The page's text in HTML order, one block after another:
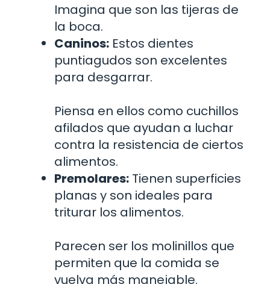
Imagina que son las tijeras de
la boca.
Caninos: Estos dientes
puntiagudos son excelentes
para desgarrar.
Piensa en ellos como cuchillos
afilados que ayudan a luchar
contra la resistencia de ciertos
alimentos.
Premolares: Tienen superficies
planas y son ideales para
triturar los alimentos.
Parecen ser los molinillos que
permiten que la comida se
vuelva más manejable.